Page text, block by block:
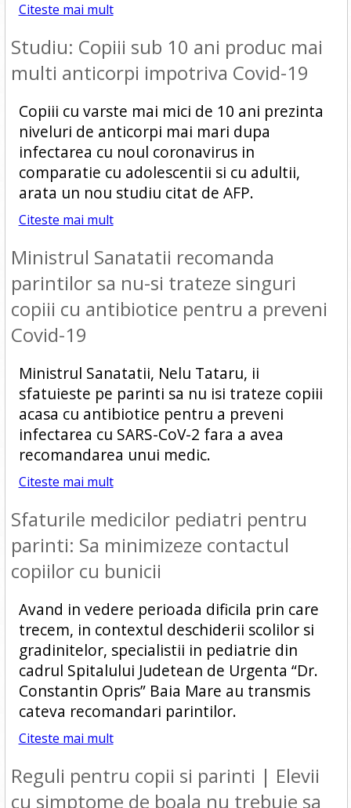
Citeste mai mult
Studiu: Copiii sub 10 ani produc mai
multi anticorpi impotriva Covid-19
Copiii cu varste mai mici de 10 ani prezinta
niveluri de anticorpi mai mari dupa
infectarea cu noul coronavirus in
comparatie cu adolescentii si cu adultii,
arata un nou studiu citat de AFP.
Citeste mai mult
Ministrul Sanatatii recomanda
parintilor sa nu-si trateze singuri
copiii cu antibiotice pentru a preveni
Covid-19
Ministrul Sanatatii, Nelu Tataru, ii
sfatuieste pe parinti sa nu isi trateze copiii
acasa cu antibiotice pentru a preveni
infectarea cu SARS-CoV-2 fara a avea
recomandarea unui medic.
Citeste mai mult
Sfaturile medicilor pediatri pentru
parinti: Sa minimizeze contactul
copiilor cu bunicii
Avand in vedere perioada dificila prin care
trecem, in contextul deschiderii scolilor si
gradinitelor, specialistii in pediatrie din
cadrul Spitalului Judetean de Urgenta “Dr.
Constantin Opris” Baia Mare au transmis
cateva recomandari parintilor.
Citeste mai mult
Reguli pentru copii si parinti | Elevii
cu simptome de boala nu trebuie sa